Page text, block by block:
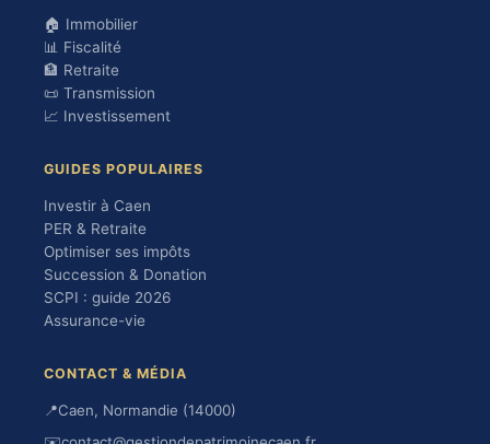
🏠 Immobilier
📊 Fiscalité
🏦 Retraite
📜 Transmission
📈 Investissement
GUIDES POPULAIRES
Investir à Caen
PER & Retraite
Optimiser ses impôts
Succession & Donation
SCPI : guide 2026
Assurance-vie
CONTACT & MÉDIA
📍Caen, Normandie (14000)